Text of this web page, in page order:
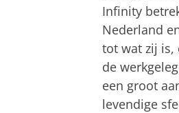
Infinity
Nederland
tot wat zij is,
de
een groot
levendige